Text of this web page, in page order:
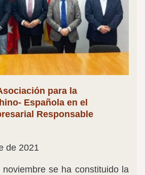
para la
Española en el
Responsable
de 2021
se ha constituido la